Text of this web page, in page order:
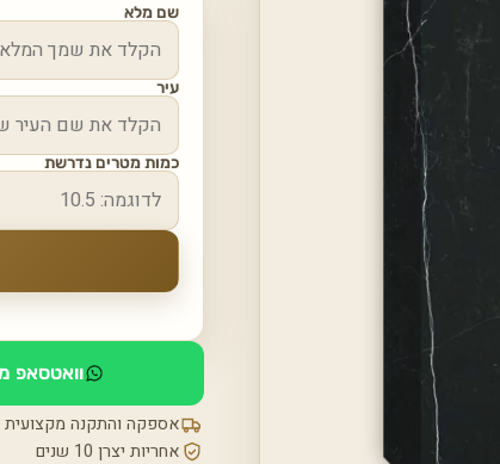
שם מלא
עיר
כמות מטרים נדרשת
וואטסאפ
אספקה והתקנה מקצועית
אחריות יצרן 10 שנים